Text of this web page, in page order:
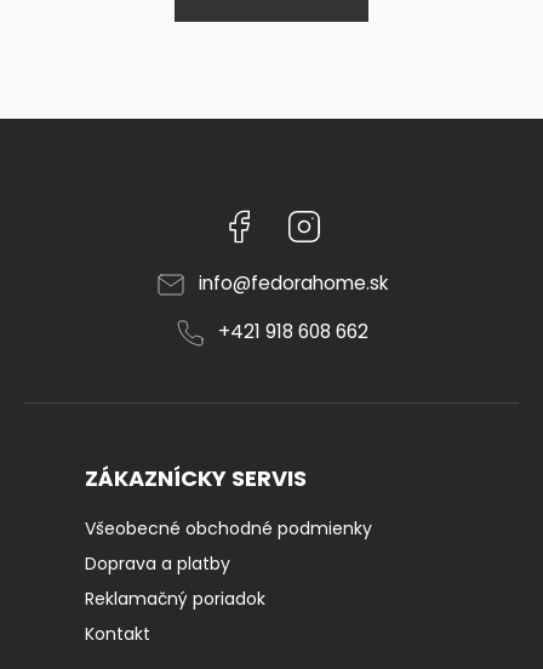
Facebook
info@fedorahome.sk
+421 918 608 662
ZÁKAZNÍCKY SERVIS
Všeobecné obchodné podmienky
Doprava a platby
Reklamačný poriadok
Kontakt